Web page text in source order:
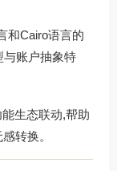
和Cairo语言的
与账户抽象特
生态联动,帮助
转换。